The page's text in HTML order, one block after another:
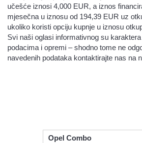
učešće iznosi 4,000 EUR, a iznos
mjesečna u iznosu od 194,39 EUR uz
ukoliko koristi opciju kupnje u iznosu
Svi naši oglasi informativnog su
podacima i opremi – shodno tome ne
navedenih podataka kontaktirajte nas na
Opel Combo